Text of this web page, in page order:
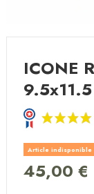
ICONE
Article indisponible
45,00 €